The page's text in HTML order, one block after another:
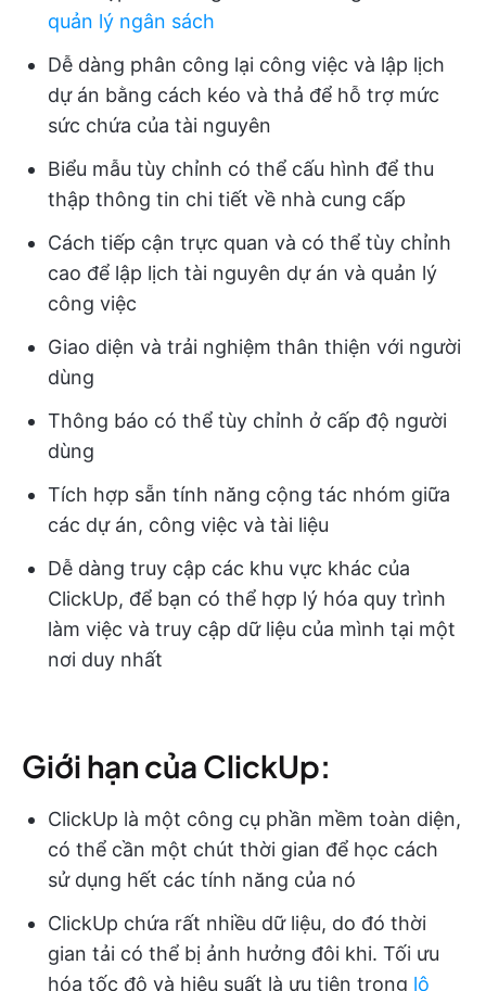
quản lý ngân sách
Dễ dàng phân công lại công việc và lập lịch
dự án bằng cách kéo và thả để hỗ trợ mức
sức chứa của tài nguyên
Biểu mẫu tùy chỉnh có thể cấu hình để thu
thập thông tin chi tiết về nhà cung cấp
Cách tiếp cận trực quan và có thể tùy chỉnh
cao để lập lịch tài nguyên dự án và quản lý
công việc
Giao diện và trải nghiệm thân thiện với người
dùng
Thông báo có thể tùy chỉnh ở cấp độ người
dùng
Tích hợp sẵn tính năng cộng tác nhóm giữa
các dự án, công việc và tài liệu
Dễ dàng truy cập các khu vực khác của
ClickUp, để bạn có thể hợp lý hóa quy trình
làm việc và truy cập dữ liệu của mình tại một
nơi duy nhất
Giới hạn của ClickUp:
ClickUp là một công cụ phần mềm toàn diện,
có thể cần một chút thời gian để học cách
sử dụng hết các tính năng của nó
ClickUp chứa rất nhiều dữ liệu, do đó thời
gian tải có thể bị ảnh hưởng đôi khi. Tối ưu
hóa tốc độ và hiệu suất là ưu tiên trong lộ